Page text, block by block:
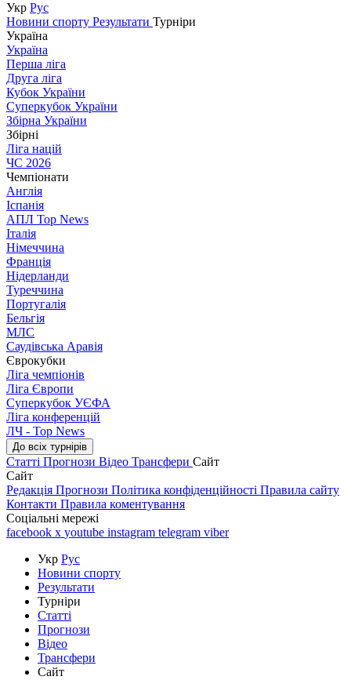
Укр Рус
Новини спорту Результати Турніри
Україна
Україна
Перша ліга
Друга ліга
Кубок України
Суперкубок України
Збірна України
Збірні
Ліга націй
ЧС 2026
Чемпіонати
Англія
Іспанія
АПЛ Top News
Італія
Німеччина
Франція
Нідерланди
Туреччина
Португалія
Бельгія
МЛС
Саудівська Аравія
Єврокубки
Ліга чемпіонів
Ліга Європи
Суперкубок УЄФА
Ліга конференцій
ЛЧ - Top News
До всіх турнірів
Статті Прогнози Відео Трансфери Сайт
Сайт
Редакція Прогнози Політика конфіденційності Правила сайту
Контакти Правила коментування
Соціальні мережі
facebook x youtube instagram telegram viber
Укр Рус
Новини спорту
Результати
Турніри
Статті
Прогнози
Відео
Трансфери
Сайт